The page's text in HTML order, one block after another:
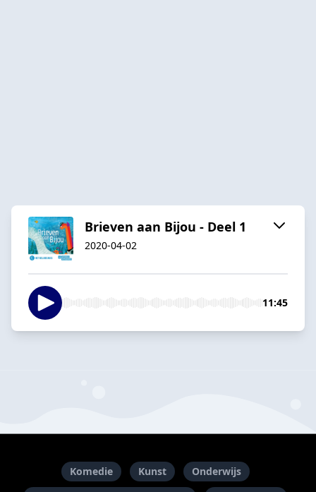
Brieven aan Bijou - Deel 1
2020-04-02
11:45
Komedie Kunst
Onderwijs